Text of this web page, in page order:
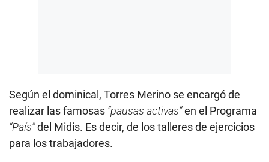
Según el dominical, Torres Merino se encargó de
realizar las famosas “pausas activas”en el Programa
“País”del Midis. Es decir, de los talleres de ejercicios
para los trabajadores.